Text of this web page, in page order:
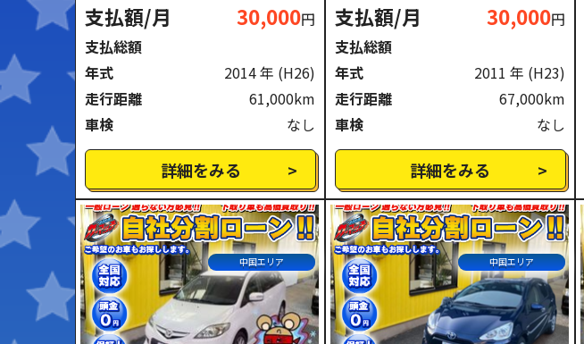
支払額/月 30,000円
支払総額
年式
2014 年 (H26)
走行距離
61,000km
車検
なし
詳細をみる
支払額/月 30,000円
支払総額
年式
2011 年 (H23)
走行距離
67,000km
車検
なし
詳細をみる
中国エリア 中国エリア